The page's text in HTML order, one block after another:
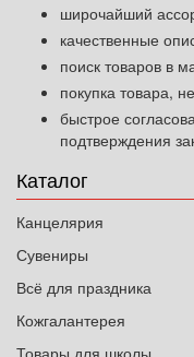
широчайший
качественные
поиск товаров в
покупка товара,
быстрое
подтверждения
Каталог
Канцелярия
Сувениры
Всё для праздника
Кожгалантерея